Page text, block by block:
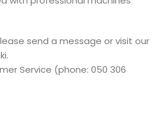
send a message or visit our
Service (phone: 050 306